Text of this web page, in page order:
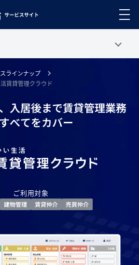
ラインナップ
賃貸管理クラウド
入居後まで賃貸管理業務
べてをカバー
ご利用対象
建物管理 賃貸仲介 売買仲介